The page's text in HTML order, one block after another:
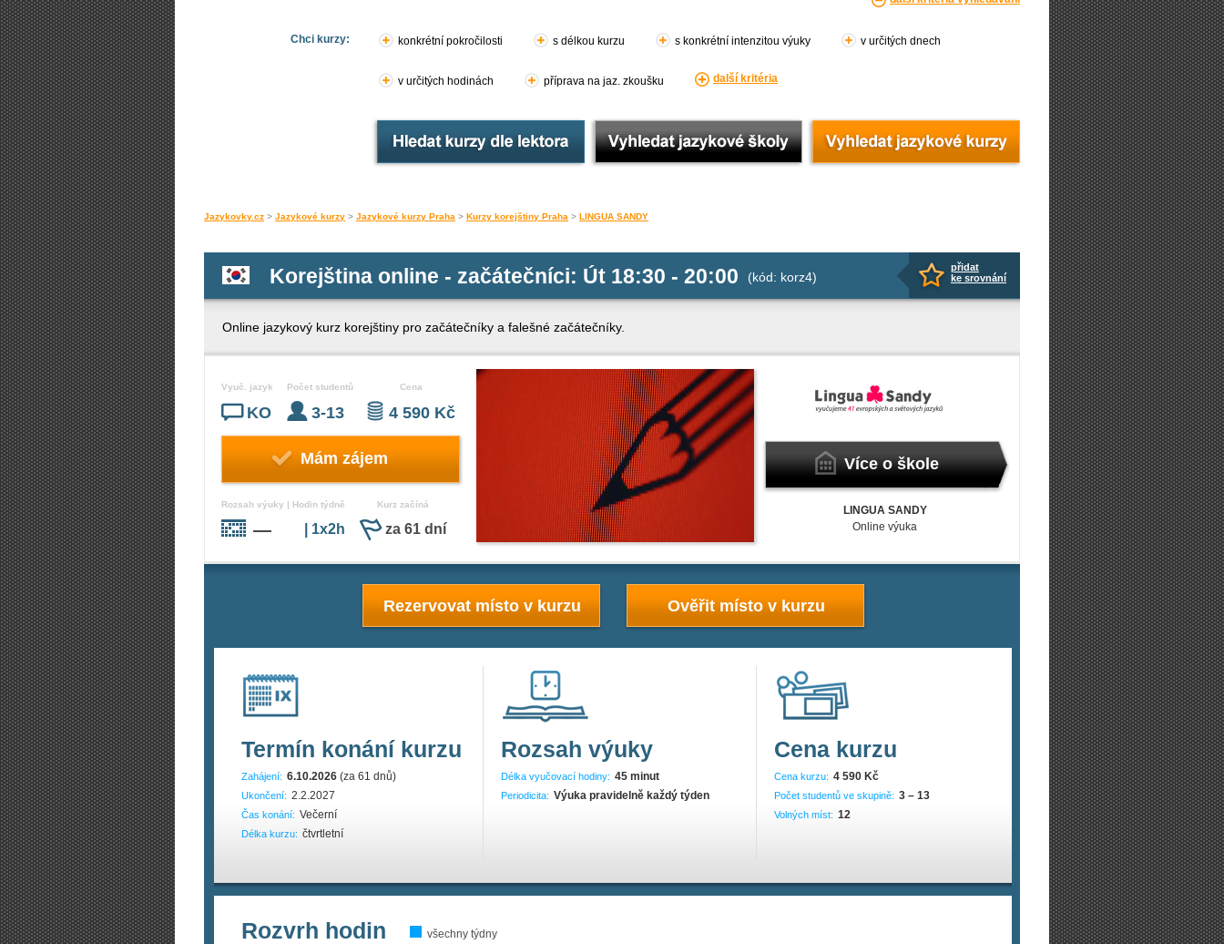
Chci kurzy: konkrétní pokročilosti s délkou kurzu s konkrétní intenzitou výuky v určitých dnech
v určitých hodinách příprava na jaz. zkoušku další kritéria
Jazykovky.cz > Jazykové kurzy > Jazykové kurzy Praha > Kurzy korejštiny Praha > LINGUA SANDY
přidat
ke srovnání
Korejština online - začátečníci: Út 18:30 - 20:00 (kód: korz4)
Online jazykový kurz korejštiny pro začátečníky a falešné začátečníky.
Vyuč. jazyk
KO
Počet studentů
3-13
Cena
4 590 Kč
Mám zájem
Rozsah výuky | Hodin týdně
— | 1x2h
Kurz začíná
za 61 dní
Více o škole
LINGUA SANDY
Online výuka
Rezervovat místo v kurzu Ověřit místo v kurzu
Termín konání kurzu
Zahájení: 6.10.2026 (za 61 dnů)
Ukončení: 2.2.2027
Čas konání: Večerní
Délka kurzu: čtvrtletní
Rozsah výuky
Délka vyučovací hodiny: 45 minut
Periodicita: Výuka pravidelně každý týden
Cena kurzu
Cena kurzu: 4 590 Kč
Počet studentů ve skupině: 3 – 13
Volných míst: 12
Rozvrh hodin všechny týdny